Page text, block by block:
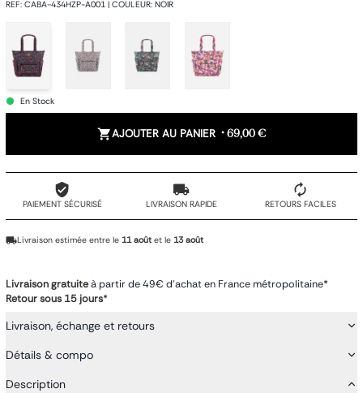
REF: CABA-434HZP-A001 | COULEUR: NOIR
En Stock
AJOUTER AU PANIER • 69,00 €
PAIEMENT SÉCURISÉ LIVRAISON RAPIDE RETOURS FACILES
Livraison estimée entre le 11 août et le 13 août
Livraison gratuiteà partir de 49€ d'achat en France métropolitaine*
Retour sous 15 jours*
Livraison, échange et retours
Détails & compo
Description